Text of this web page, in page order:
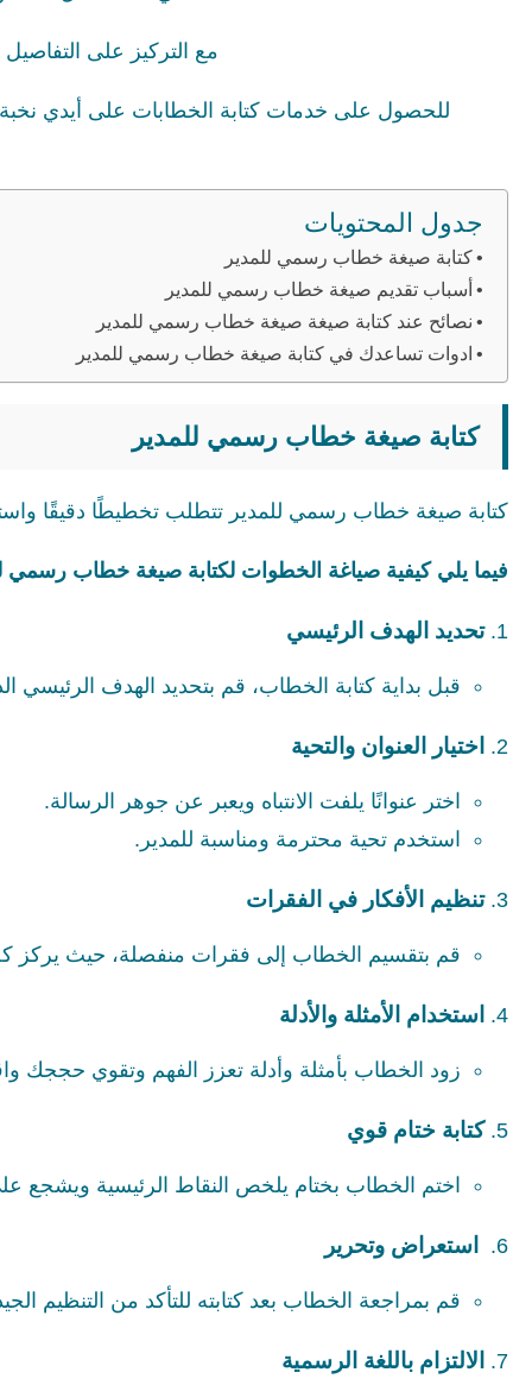
مع التركيز على
للحصول على خدمات كتابة الخطابات على أيدي
جدول المحتويات
كتابة صيغة خطاب رسمي للمدير
أسباب تقديم صيغة خطاب رسمي للمدير
نصائح عند كتابة صيغة صيغة خطاب رسمي للمدير
ادوات تساعدك في كتابة صيغة خطاب رسمي للمدير
كتابة صيغة خطاب رسمي للمدير
كتابة صيغة خطاب رسمي للمدير تتطلب تخطيطًا دقيقًا
فيما يلي كيفية صياغة الخطوات لكتابة صيغة خطاب رسمي
تحديد الهدف الرئيسي
قبل بداية كتابة الخطاب، قم بتحديد الهدف
اختيار العنوان والتحية
اختر عنوانًا يلفت الانتباه ويعبر عن جوهر الرسالة.
استخدم تحية محترمة ومناسبة للمدير.
تنظيم الأفكار في الفقرات
قم بتقسيم الخطاب إلى فقرات منفصلة، حيث
استخدام الأمثلة والأدلة
زود الخطاب بأمثلة وأدلة تعزز الفهم وتقوي حججك
كتابة ختام قوي
اختم الخطاب بختام يلخص النقاط الرئيسية ويشجع
استعراض وتحرير
قم بمراجعة الخطاب بعد كتابته للتأكد من التنظيم
الالتزام باللغة الرسمية